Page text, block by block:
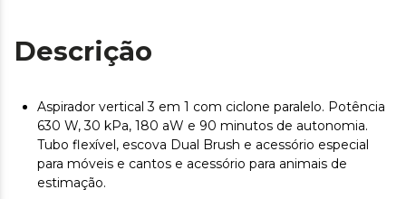
Descrição
Aspirador vertical 3 em 1 com ciclone paralelo. Potência
630 W, 30 kPa, 180 aW e 90 minutos de autonomia.
Tubo flexível, escova Dual Brush e acessório especial
para móveis e cantos e acessório para animais de
estimação.